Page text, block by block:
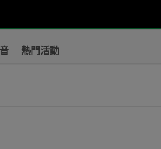
熱門活動